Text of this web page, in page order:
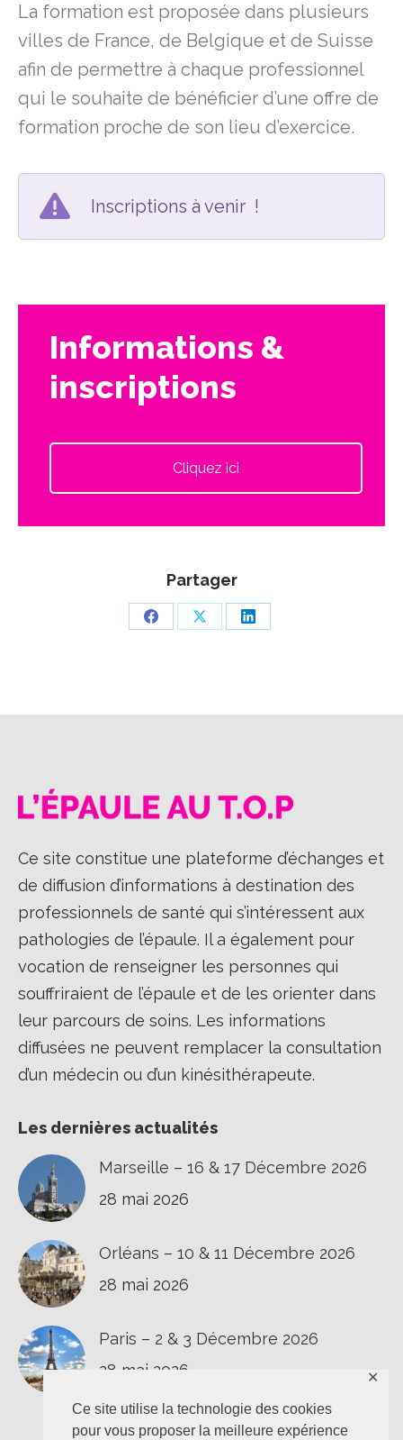
Ce site utilise la technologie des cookies
pour vous proposer la meilleure expérience
✕
La formation est proposée dans plusieurs
villes de France, de Belgique et de Suisse
afin de permettre à chaque professionnel
qui le souhaite de bénéficier d’une offre de
formation proche de son lieu d’exercice.
Inscriptions à venir !
Informations &
inscriptions
Cliquez ici
Partager
PartagerPartagerPartager
Ce site constitue une plateforme d’échanges et
de diffusion d’informations à destination des
professionnels de santé qui s’intéressent aux
pathologies de l’épaule. Il a également pour
vocation de renseigner les personnes qui
souffriraient de l’épaule et de les orienter dans
leur parcours de soins. Les informations
diffusées ne peuvent remplacer la consultation
d’un médecin ou d’un kinésithérapeute.
Les dernières actualités
Marseille – 16 & 17 Décembre 2026
28 mai 2026
Orléans – 10 & 11 Décembre 2026
28 mai 2026
Paris – 2 & 3 Décembre 2026
28 mai 2026